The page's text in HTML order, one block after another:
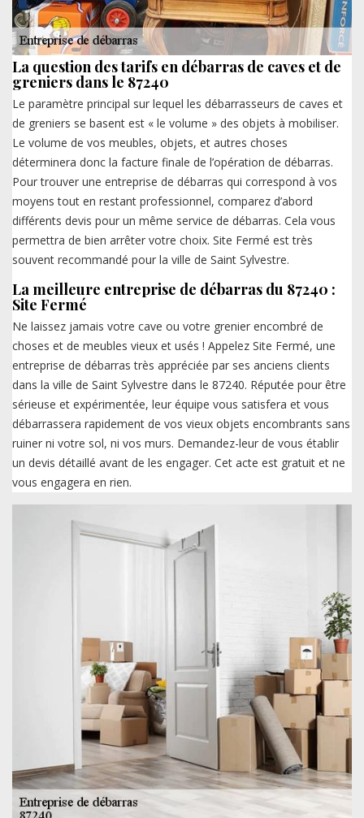
La question des tarifs en débarras de caves et de
greniers dans le 87240
Le paramètre principal sur lequel les débarrasseurs de caves et
de greniers se basent est « le volume » des objets à mobiliser.
Le volume de vos meubles, objets, et autres choses
déterminera donc la facture finale de l’opération de débarras.
Pour trouver une entreprise de débarras qui correspond à vos
moyens tout en restant professionnel, comparez d’abord
différents devis pour un même service de débarras. Cela vous
permettra de bien arrêter votre choix. Site Fermé est très
souvent recommandé pour la ville de Saint Sylvestre.
La meilleure entreprise de débarras du 87240 :
Site Fermé
Ne laissez jamais votre cave ou votre grenier encombré de
choses et de meubles vieux et usés ! Appelez Site Fermé, une
entreprise de débarras très appréciée par ses anciens clients
dans la ville de Saint Sylvestre dans le 87240. Réputée pour être
sérieuse et expérimentée, leur équipe vous satisfera et vous
débarrassera rapidement de vos vieux objets encombrants sans
ruiner ni votre sol, ni vos murs. Demandez-leur de vous établir
un devis détaillé avant de les engager. Cet acte est gratuit et ne
vous engagera en rien.